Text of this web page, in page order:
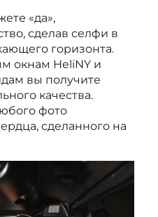
«да»,
сделав селфи в
горизонта.
окнам HeliNY и
вы получите
качества.
фото
сделанного на